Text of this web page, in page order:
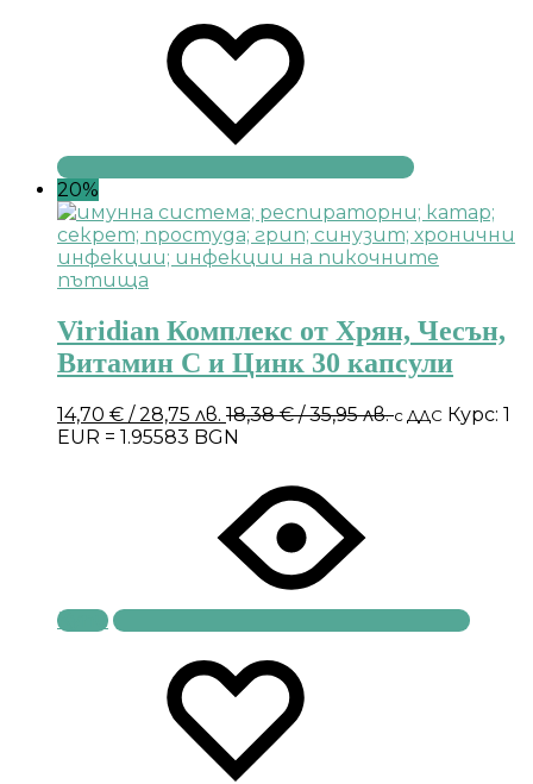
20%
Viridian Комплекс от Хрян, Чесън,
Витамин С и Цинк 30 капсули
14,70 € / 28,75 лв. 18,38€/ 35,95 лв.с ДДС Курс: 1
EUR = 1.95583 BGN
Купи